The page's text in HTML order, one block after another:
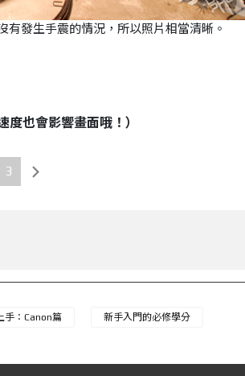
發生手震的情況，所以照片相當清晰。
度也會影響畫面哦！）
3
手：Canon篇 新手入門的必修學分